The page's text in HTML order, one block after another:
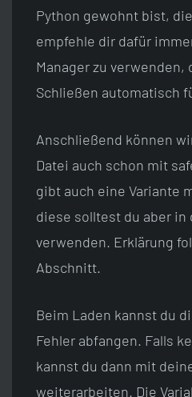
Python gewohnt bist,
empfehle dir dafür
Manager zu verwenden,
Schließen automatisch
Anschließend können
Datei auch schon mit
gibt auch eine Variante
diese solltest du aber in
verwenden. Erklärung
Abschnitt.
Beim Laden kannst du
Fehler abfangen. Falls
kannst du dann mit
weiterarbeiten. Die